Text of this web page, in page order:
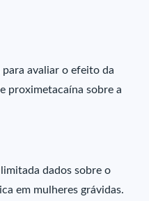
avaliar o efeito da
proximetacaína sobre a
dados sobre o
em mulheres grávidas.